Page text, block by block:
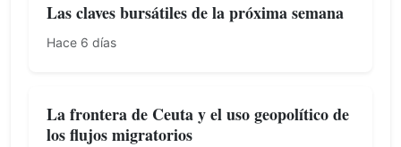
Las claves bursátiles de la próxima semana
Hace 6 días
La frontera de Ceuta y el uso geopolítico de
los flujos migratorios